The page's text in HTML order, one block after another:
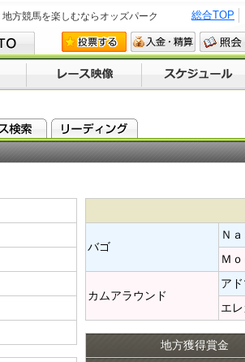
方競馬を楽しむならオッズパーク 総合TOP
バゴ​
Ｎ
Ｍ
カムアラウンド​
ア
エ
地方獲得賞金